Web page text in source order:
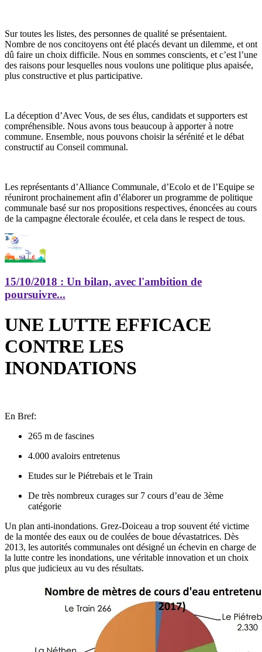
Sur toutes les listes, des personnes de qualité se présentaient.
Nombre de nos concitoyens ont été placés devant un dilemme, et ont
dû faire un choix difficile. Nous en sommes conscients, et c’est l’une
des raisons pour lesquelles nous voulons une politique plus apaisée,
plus constructive et plus participative.
La déception d’Avec Vous, de ses élus, candidats et supporters est
compréhensible. Nous avons tous beaucoup à apporter à notre
commune. Ensemble, nous pouvons choisir la sérénité et le débat
constructifau Conseil communal.
Les représentants d’Alliance Communale, d’Ecolo et de l’Equipe se
réuniront prochainement afin d’élaborer un programme de politique
communale basé sur nos propositions respectives, énoncées au cours
de la campagne électorale écoulée, et cela dans le respect de tous.
15/10/2018 : Un bilan, avec l'ambition de
poursuivre...
UNE LUTTE EFFICACE
CONTRE LES
INONDATIONS
En Bref:
265 m de fascines
4.000 avaloirs entretenus
Etudes sur le Piétrebais et le Train
De très nombreux curages sur 7 cours d’eau de 3ème
catégorie
Un plan anti-inondations. Grez-Doiceau a trop souvent été victime
de la montée des eaux ou de coulées de boue dévastatrices. Dès
2013, les autorités communales ont désigné un échevin en charge de
la lutte contre les inondations, une véritable innovation et un choix
plus que judicieux au vu des résultats.